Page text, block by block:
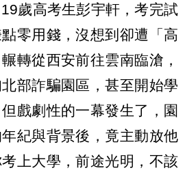
歲高考生彭宇軒，考完試
零用錢，沒想到卻遭「高
轉從西安前往雲南臨滄，
部詐騙園區，甚至開始學
戲劇性的一幕發生了，園
紀與背景後，竟主動放他
上大學，前途光明，不該